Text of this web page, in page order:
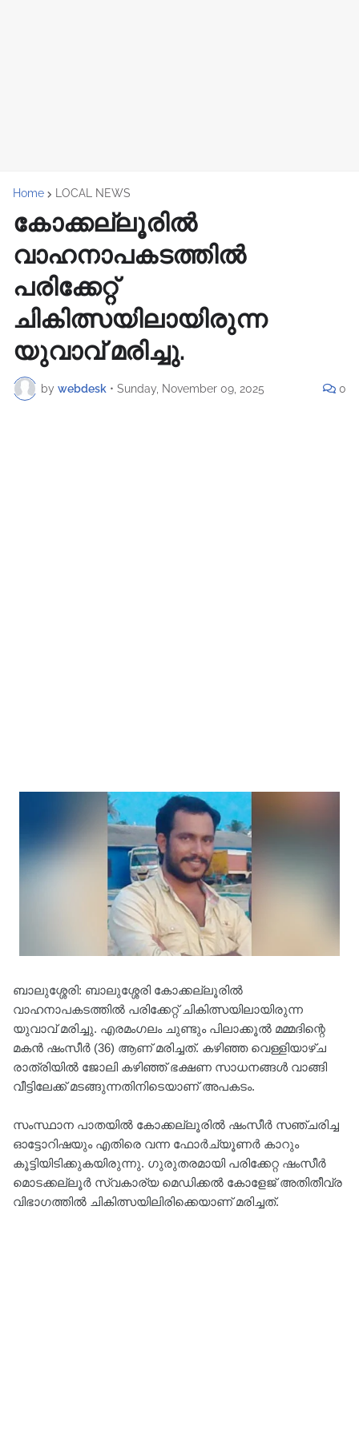
Home LOCAL NEWS
കോക്കല്ലൂരിൽ
വാഹനാപകടത്തിൽ
പരിക്കേറ്റ്
ചികിത്സയിലായിരുന്ന
യുവാവ് മരിച്ചു.
by webdesk • Sunday, November 09, 2025 0
ബാലുശ്ശേരി: ബാലുശ്ശേരി കോക്കല്ലൂരിൽ
വാഹനാപകടത്തിൽ പരിക്കേറ്റ് ചികിത്സയിലായിരുന്ന
യുവാവ് മരിച്ചു. എരമംഗലം ചുണ്ടും പിലാക്കൂൽ മമ്മദിന്റെ
മകൻ ഷംസീർ (36) ആണ് മരിച്ചത്. കഴിഞ്ഞ വെള്ളിയാഴ്ച
രാത്രിയിൽ ജോലി കഴിഞ്ഞ് ഭക്ഷണ സാധനങ്ങൾ വാങ്ങി
വീട്ടിലേക്ക് മടങ്ങുന്നതിനിടെയാണ് അപകടം.
സംസ്ഥാന പാതയിൽ കോക്കല്ലൂരിൽ ഷംസീർ സഞ്ചരിച്ച
ഓട്ടോറിഷയും എതിരെ വന്ന ഫോർച്യൂണർ കാറും
കൂട്ടിയിടിക്കുകയിരുന്നു. ഗുരുതരമായി പരിക്കേറ്റ ഷംസീർ
മൊടക്കല്ലൂർ സ്വകാര്യ മെഡിക്കൽ കോളേജ് അതിതീവ്ര
വിഭാഗത്തിൽ ചികിത്സയിലിരിക്കെയാണ് മരിച്ചത്.